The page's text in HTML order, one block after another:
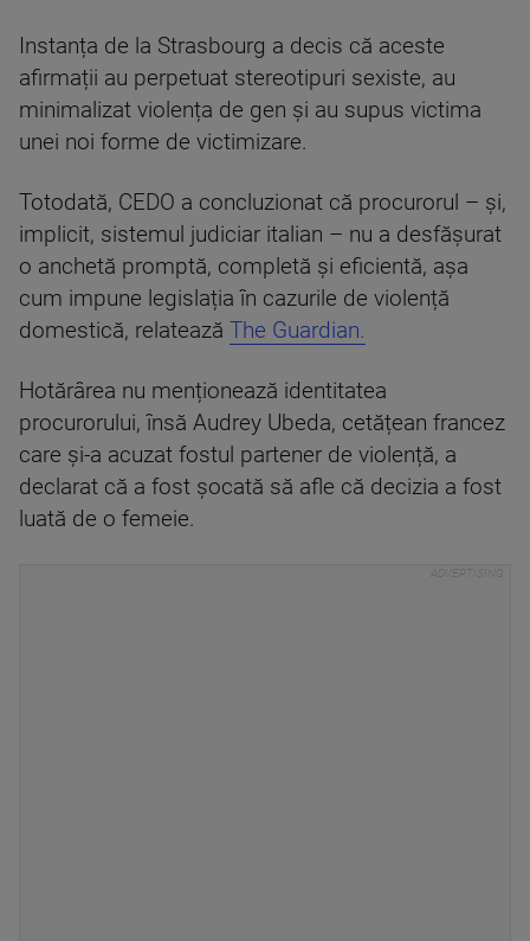
Instanța de la Strasbourg a decis că aceste
afirmații au perpetuat stereotipuri sexiste, au
minimalizat violența de gen și au supus victima
unei noi forme de victimizare.
Totodată, CEDO a concluzionat că procurorul – și,
implicit, sistemul judiciar italian – nu a desfășurat
o anchetă promptă, completă și eficientă, așa
cum impune legislația în cazurile de violență
domestică, relatează The Guardian.
Hotărârea nu menționează identitatea
procurorului, însă Audrey Ubeda, cetățean francez
care și-a acuzat fostul partener de violență, a
declarat că a fost șocată să afle că decizia a fost
luată de o femeie.